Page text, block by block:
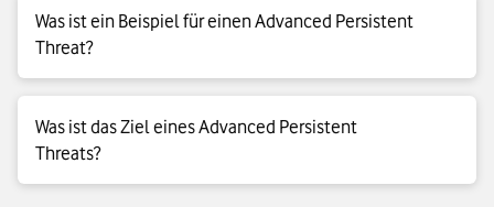
Ein Advanced Persistent Threat (APT) ist eine fortschrittliche,
langfristig angelegte Cyberbedrohung, bei der
Angreifer:innen unbemerkt in ein Netzwerk eindringen.
Was ist ein Beispiel für einen Advanced Persistent
Threat?
Ein bekanntes Beispiel für einen Advanced Persistent Threat
ist Stuxnet. Dieser Angriff spähte über einen längeren
Zeitraum das Atomprogramm des Iran aus. Anschließend
unterbanden die Verantwortlichen durch physische
Was ist das Ziel eines Advanced Persistent
Threats?